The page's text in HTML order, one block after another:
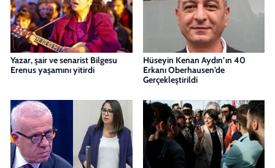
Yazar, şair ve senarist Bilgesu
Erenus yaşamını yitirdi
Hüseyin Kenan Aydın’ın 40
Erkanı Oberhausen’de
Gerçekleştirildi